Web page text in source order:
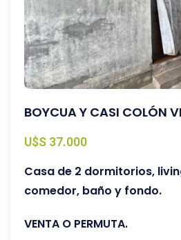
BOYCUA Y CASI COLÓN
U$S 37.000
Casa de 2 dormitorios,
comedor, baño y fondo.
VENTA O PERMUTA.